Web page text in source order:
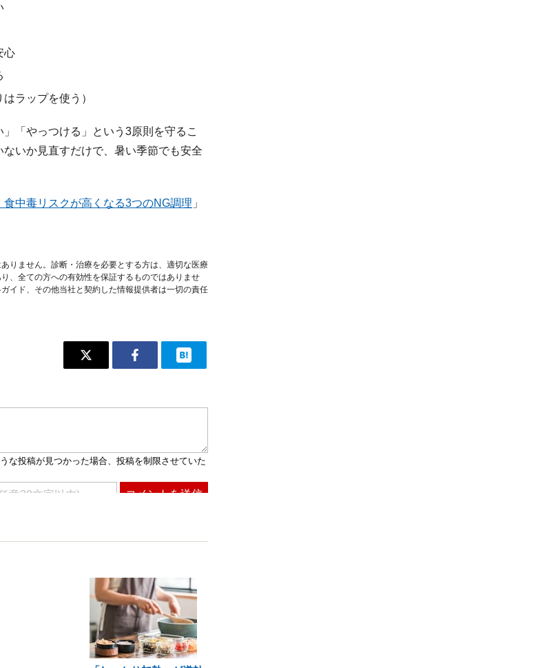
心
ラップを使う）
「やっつける」という3原則を守るこ
いか見直すだけで、暑い季節でも安全
中毒リスクが高くなる3つのNG調理 」
りません。診断・治療を必要とする方は、適切な医療
、全ての方への有効性を保証するものではありませ
イド、その他当社と契約した情報提供者は一切の責任